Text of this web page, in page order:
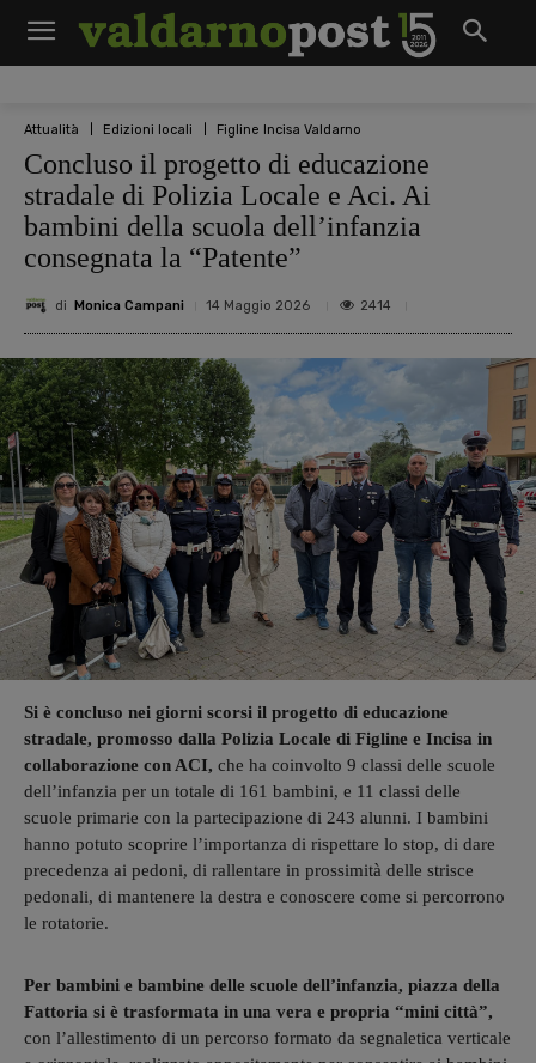
Attualità Edizioni locali Figline Incisa Valdarno
Concluso il progetto di educazione
stradale di Polizia Locale e Aci. Ai
bambini della scuola dell’infanzia
consegnata la “Patente”
di Monica Campani 14 Maggio 2026 2414
Si è concluso nei giorni scorsi il progetto di educazione
stradale, promosso dalla Polizia Locale di Figline e Incisa in
collaborazione con ACI, che ha coinvolto 9 classi delle scuole
dell’infanzia per un totale di 161 bambini, e 11 classi delle
scuole primarie con la partecipazione di 243 alunni. I bambini
hanno potuto scoprire l’importanza di rispettare lo stop, di dare
precedenza ai pedoni, di rallentare in prossimità delle strisce
pedonali, di mantenere la destra e conoscere come si percorrono
le rotatorie.
Per bambini e bambine delle scuole dell’infanzia, piazza della
Fattoria si è trasformata in una vera e propria “mini città”,
con l’allestimento di un percorso formato da segnaletica verticale